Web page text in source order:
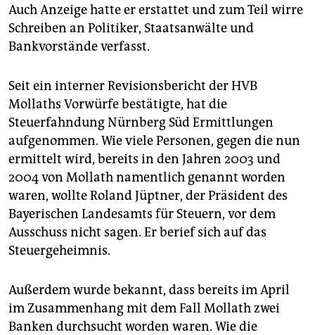
Auch Anzeige hatte er erstattet und zum Teil wirre
Schreiben an Politiker, Staatsanwälte und
Bankvorstände verfasst.
Seit ein interner Revisionsbericht der HVB
Mollaths Vorwürfe bestätigte, hat die
Steuerfahndung Nürnberg Süd Ermittlungen
aufgenommen. Wie viele Personen, gegen die nun
ermittelt wird, bereits in den Jahren 2003 und
2004 von Mollath namentlich genannt worden
waren, wollte Roland Jüptner, der Präsident des
Bayerischen Landesamts für Steuern, vor dem
Ausschuss nicht sagen. Er berief sich auf das
Steuergeheimnis.
Außerdem wurde bekannt, dass bereits im April
im Zusammenhang mit dem Fall Mollath zwei
Banken durchsucht worden waren. Wie die